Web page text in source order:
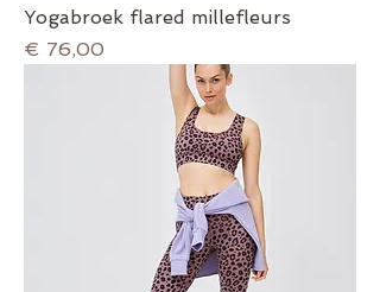
Yogabroek flared millefleurs
Prijs
€ 76,00